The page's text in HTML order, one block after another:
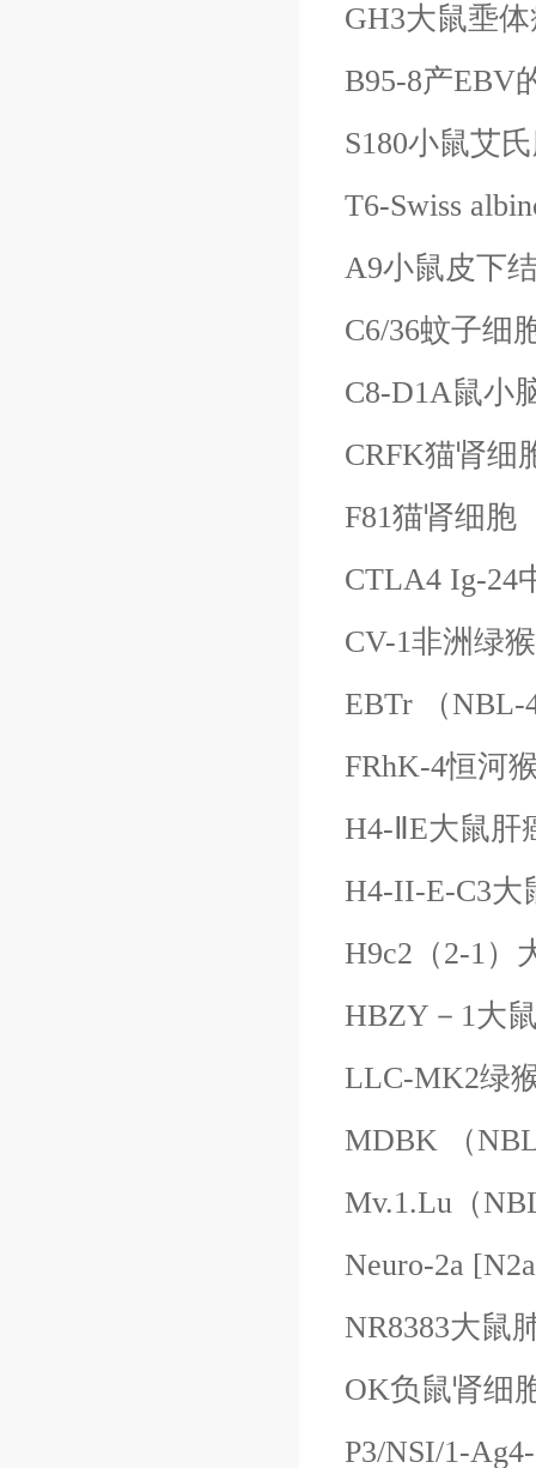
GH3大鼠埀
B95-8产EBV
S180小鼠艾
T6-Swiss
A9小鼠皮下
C6/36蚊子细
C8-D1A鼠小
CRFK猫肾细
F81猫肾细胞
CTLA4 Ig-24
CV-1非洲绿
EBTr （NBL-
FRhK-4恒河
H4-Ⅱ E大鼠肝
H4-II-E-C3大
H9c2（2-1）
HBZY－ 1大
LLC-MK2绿
MDBK （
Mv.1.Lu（
Neuro-2a
NR8383大鼠
OK负鼠肾细
P3/NSI/1-